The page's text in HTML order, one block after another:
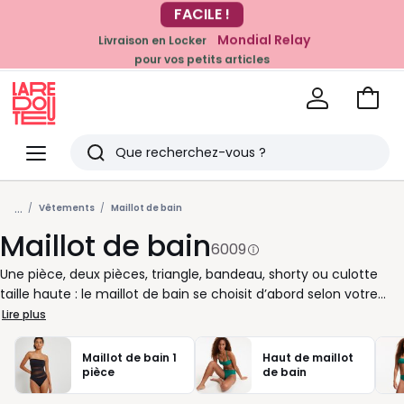
EN CE MOMENT
-20% dès 39€*
sur la mode
Livraison en Locker Mondial Relay
pour vos petits articles
Menu
Redoute
Rechercher
Derniers
articles
vus
Voir
... Vêtements Maillot de bain
Maillot de bain6009
Une pièce, deux pièces, triangle, bandeau, shorty ou culotte
taille haute : le maillot de bain se choisit d’abord selon votre
aisance et vos envies. Pour nager, jouer sur la plage ou lézarder
au soleil, nous vous proposons des coupes qui suivent votre
rythme. Si vous aimez être bien maintenue, misez sur un haut à
armatures, des bretelles réglables ou une forme brassière. Pour
allonger la silhouette, un une-pièce échancré ou un bas taille
Lire plus
Maillot de bain 1
pièce
Haut de maillot
de bain